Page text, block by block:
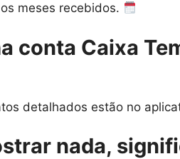
meses recebidos.
conta Caixa
detalhados estão no
nada,